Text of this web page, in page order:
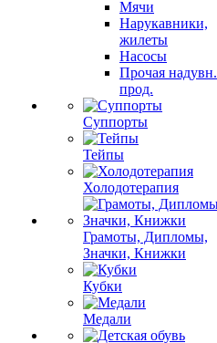
Мячи
Нарукавники,
жилеты
Насосы
Прочая надувн.
прод.
Суппорты
Тейпы
Холодотерапия
Грамоты, Дипломы,
Значки, Книжки
Кубки
Медали